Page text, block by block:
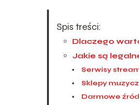
Spis treści:
Dlaczego
Jakie są
Serwisy
Sklepy
Darmowe